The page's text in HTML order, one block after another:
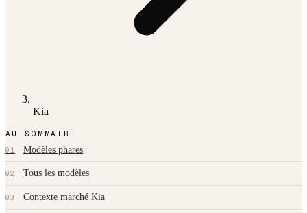
Kia
AU SOMMAIRE
01 Modèles phares
02 Tous les modèles
03 Contexte marché Kia